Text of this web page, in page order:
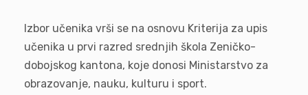
Izbor učenika vrši se na osnovu Kriterija za upis
učenika u prvi razred srednjih škola Zeničko-
dobojskog kantona, koje donosi Ministarstvo za
obrazovanje, nauku, kulturu i sport.